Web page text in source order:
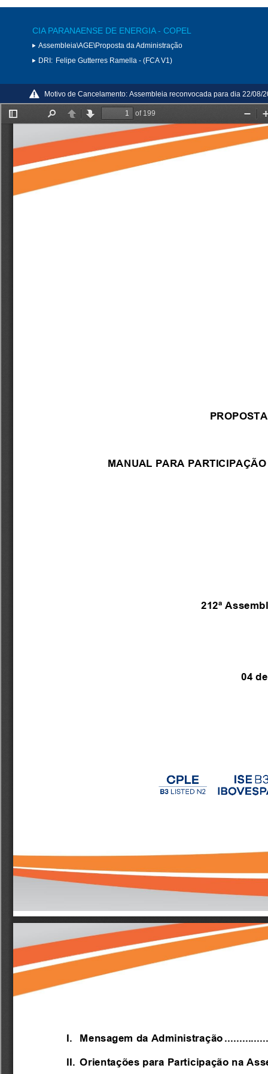
CIA PARANAENSE DE ENERGIA - COPEL
Assembleia\AGE\Proposta da Administração
DRI: Felipe Gutterres Ramella - (FCA V1)
Motivo de Cancelamento: Assembleia reconvocada para dia 22/08/